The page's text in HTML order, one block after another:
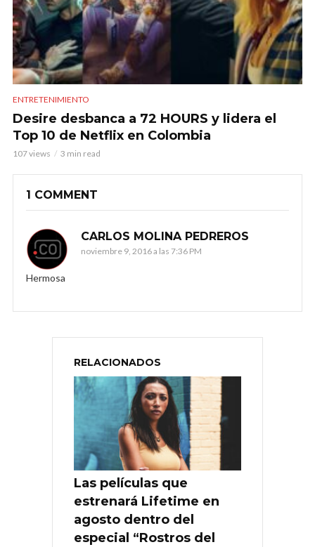
ENTRETENIMIENTO
Desire desbanca a 72 HOURS y lidera el
Top 10 de Netflix en Colombia
107 views 3 min read
1 COMMENT
CARLOS MOLINA PEDREROS
noviembre 9, 2016 a las 7:36 PM
Hermosa
RELACIONADOS
Las películas que
estrenará Lifetime en
agosto dentro del
especial “Rostros del